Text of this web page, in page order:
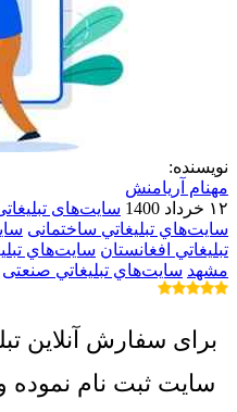
نویسنده:
مهنام آریامنش
۱۲ خرداد 1400
سایت‌های
سايت‌هاي تبليغاتي ساختمانی
تبليغاتي افغانستان سايت‌هاي
مشهد سايت‌هاي تبليغاتي صنعتی
برای سفارش آنلاین
سایت ثبت نام نموده